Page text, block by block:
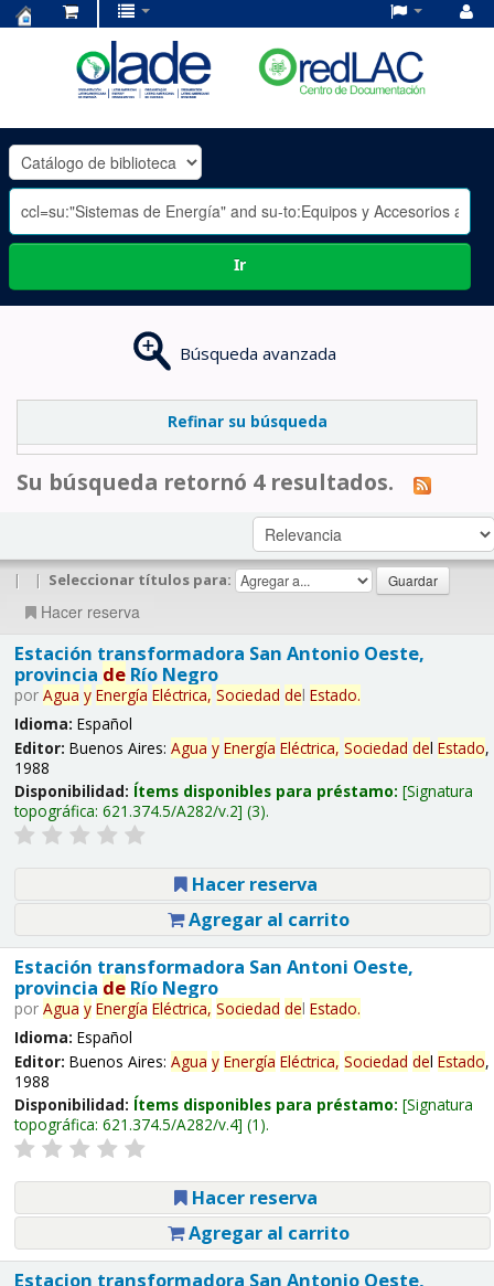
OLADE
-
Ir
Búsqueda avanzada
Refinar su búsqueda
Su búsqueda retornó 4 resultados.
| | Seleccionar títulos para:
Hacer reserva
Estación transformadora San Antonio Oeste,
provincia deRío Negro
por Agua y Energía Eléctrica, Sociedad del Estado.
Idioma: Español
Editor: Buenos Aires: Agua y Energía Eléctrica, Sociedad del Estado,
1988
Disponibilidad: Ítems disponibles para préstamo: Signatura
topográfica: 621.374.5/A282/v.2 (3).
Hacer reserva
Agregar al carrito
Estación transformadora San Antoni Oeste,
provincia deRío Negro
por Agua y Energía Eléctrica, Sociedad del Estado.
Idioma: Español
Editor: Buenos Aires: Agua y Energía Eléctrica, Sociedad del Estado,
1988
Disponibilidad: Ítems disponibles para préstamo: Signatura
topográfica: 621.374.5/A282/v.4 (1).
Hacer reserva
Agregar al carrito
Estacion transformadora San Antonio Oeste,